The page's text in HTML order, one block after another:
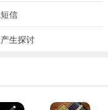
试衣间尝试的每一次搭
信
生探讨